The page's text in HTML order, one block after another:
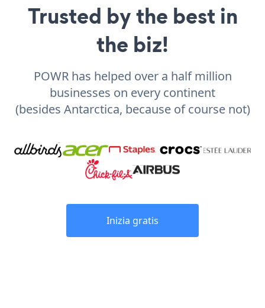
Trusted by the best in
the biz!
POWR has helped over a half million
businesses on every continent
(besides Antarctica, because of course not)
Inizia gratis